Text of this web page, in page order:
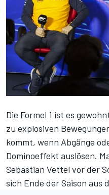
Die Formel 1 ist es
zu explosiven
kommt, wenn Abgänge
Dominoeffekt auslösen.
Sebastian Vettel vor der
sich Ende der Saison aus